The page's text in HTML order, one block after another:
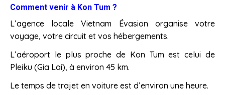
Comment venir à Kon Tum ?
L’agence locale Vietnam Évasion organise votre
voyage, votre circuit et vos hébergements.
L’aéroport le plus proche de Kon Tum est celui de
Pleiku (Gia Lai), à environ 45 km.
Le temps de trajet en voiture est d’environ une heure.